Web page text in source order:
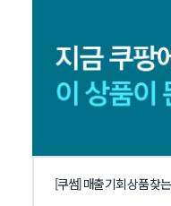
[쿠썸] 매출 기회 상품 찾